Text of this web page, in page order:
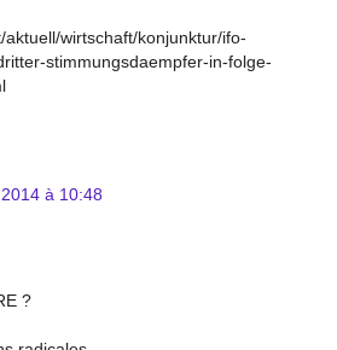
aktuell/wirtschaft/konjunktur/ifo-
stimmungsdaempfer-in-folge-
à 10:48
?